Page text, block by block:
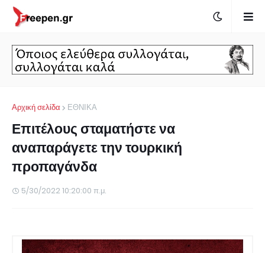
Αρχική σελίδα ΕΘΝΙΚΑ
Επιτέλους σταματήστε να
αναπαράγετε την τουρκική
προπαγάνδα
5/30/2022 10:20:00 π.μ.